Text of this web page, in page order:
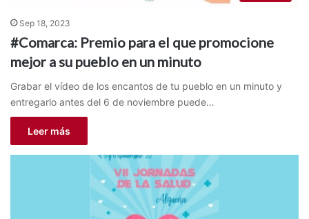
Sep 18, 2023
#Comarca: Premio para el que promocione
mejor a su pueblo en un minuto
Grabar el vídeo de los encantos de tu pueblo en un minuto y
entregarlo antes del 6 de noviembre puede…
Leer más